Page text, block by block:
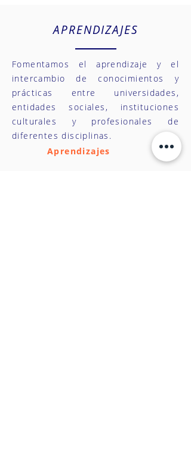
APRENDIZAJES
Fomentamos el aprendizaje y el
intercambio de conocimientos y
prácticas entre universidades,
entidades sociales, instituciones
culturales y profesionales de
diferentes disciplinas.
Aprendizajes